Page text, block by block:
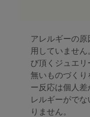
アレルギーの
用していませ
び頂くジュエ
無いものづく
ー反応は個人
レルギーがで
りません。